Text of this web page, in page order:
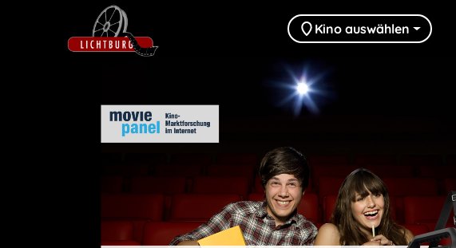
Zum Hauptinhalt springen Kino auswählen